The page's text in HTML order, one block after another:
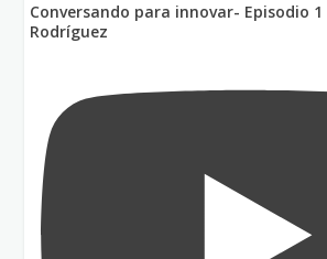
Conversando para innovar- Episodio
Rodríguez